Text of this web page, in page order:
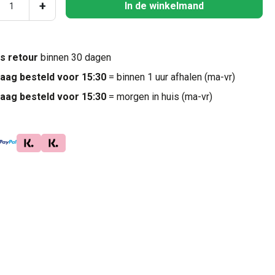
+ In de winkelmand
retour binnen 30 dagen
besteld voor 15:30= binnen 1 uur afhalen (ma-vr)
besteld voor 15:30= morgen in huis (ma-vr)